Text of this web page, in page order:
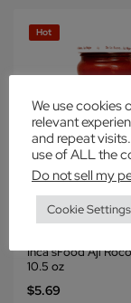
Hot
Inca's Food
Inca’sFood Aji
10.5 oz
$5.69
We use cookies
relevant
and repeat
use of ALL the
Do not sell my
Cookie Settings